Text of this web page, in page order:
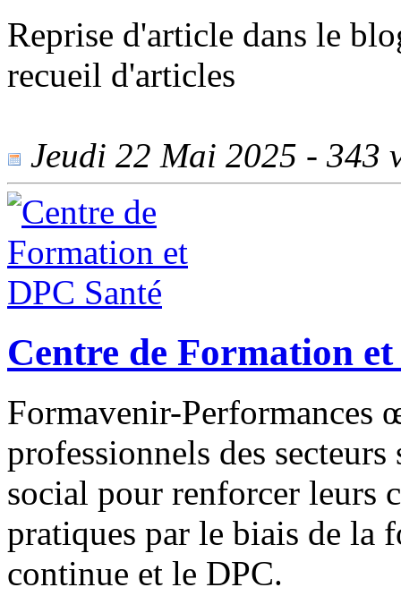
Reprise d'article dans le
recueil d'articles
Jeudi 22 Mai 2025 - 343
Centre de Formation
Formavenir-Performances
professionnels des
social pour renforcer leurs
pratiques par le biais de la
continue et le DPC.